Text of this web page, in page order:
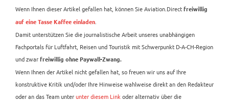
Wenn Ihnen dieser Artikel gefallen hat, können Sie Aviation.Direct freiwillig
auf eine Tasse Kaffee einladen
Damit unterstützen Sie die journalistische Arbeit unseres unabhängigen
Fachportals für Luftfahrt, Reisen und Touristik mit Schwerpunkt D-A-CH-Region
und zwar freiwillig ohne Paywall-Zwang.
Wenn Ihnen der Artikel nicht gefallen hat, so freuen wir uns auf Ihre
konstruktive Kritik und/oder Ihre Hinweise wahlweise direkt an den Redakteur
oder an das Team unterunter diesem Link oder alternativ über die